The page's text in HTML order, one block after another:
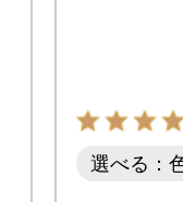
選べる：